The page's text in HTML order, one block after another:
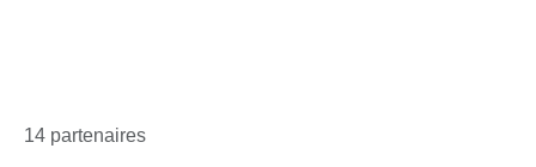
14 partenaires